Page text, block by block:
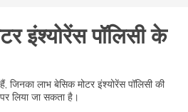
इंश्योरेंस पॉलिसी के
लाभ बेसिक मोटर इंश्योरेंस पॉलिसी की
लिया जा सकता है।